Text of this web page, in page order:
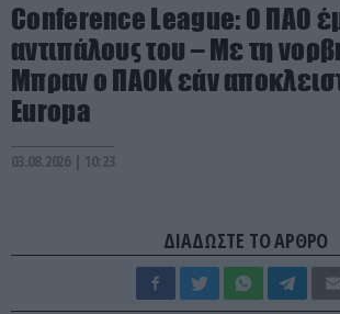
Conference League: Ο ΠΑΟ
αντιπάλους του – Με τη
Μπραν ο ΠΑΟΚ εάν
Europa
03.08.2026 | 10:23
ΔΙΑΔΩΣΤΕ ΤΟ ΑΡΘΡΟ